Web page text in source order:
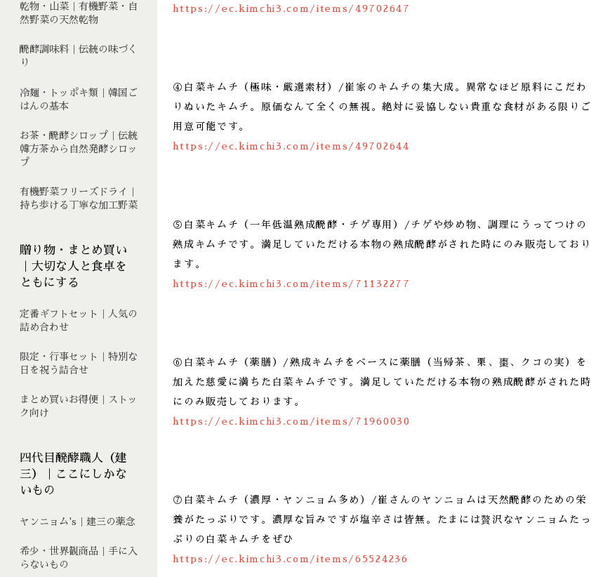
乾物・山菜｜有機野菜・自
然野菜の天然乾物
醗酵調味料｜伝統の味づく
り
冷麺・トッポキ類｜韓国ご
はんの基本
お茶・醗酵シロップ｜伝統
韓方茶から自然発酵シロッ
プ
有機野菜フリーズドライ｜
持ち歩ける丁寧な加工野菜
贈り物・まとめ買い
｜大切な人と食卓を
ともにする
定番ギフトセット｜人気の
詰め合わせ
限定・行事セット｜特別な
日を祝う詰合せ
まとめ買いお得便｜ストッ
ク向け
四代目醗酵職人（建
三）｜ここにしかな
いもの
ヤンニョム's｜建三の薬念
希少・世界観商品｜手に入
らないもの
https://ec.kimchi3.com/items/49702647
④白菜キムチ（極味・厳選素材）/崔家のキムチの集大成。異常なほど原料にこだわ
りぬいたキムチ。原価なんて全くの無視。絶対に妥協しない貴重な食材がある限りご
用意可能です。
https://ec.kimchi3.com/items/49702644
⑤白菜キムチ（一年低温熟成醗酵・チゲ専用）/チゲや炒め物、調理にうってつけの
熟成キムチです。満足していただける本物の熟成醗酵がされた時にのみ販売しており
ます。
https://ec.kimchi3.com/items/71132277
⑥白菜キムチ（薬膳）/熟成キムチをベースに薬膳（当帰茶、栗、棗、クコの実）を
加えた慈愛に満ちた白菜キムチです。満足していただける本物の熟成醗酵がされた時
にのみ販売しております。
https://ec.kimchi3.com/items/71960030
⑦白菜キムチ（濃厚・ヤンニョム多め）/崔さんのヤンニョムは天然醗酵のための栄
養がたっぷりです。濃厚な旨みですが塩辛さは皆無。たまには贅沢なヤンニョムたっ
ぷりの白菜キムチをぜひ
https://ec.kimchi3.com/items/65524236